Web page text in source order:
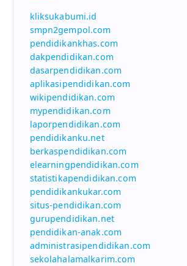
kliksukabumi.id
smpn2gempol.com
pendidikankhas.com
dakpendidikan.com
dasarpendidikan.com
aplikasipendidikan.com
wikipendidikan.com
mypendidikan.com
laporpendidikan.com
pendidikanku.net
berkaspendidikan.com
elearningpendidikan.com
statistikapendidikan.com
pendidikankukar.com
situs-pendidikan.com
gurupendidikan.net
pendidikan-anak.com
administrasipendidikan.com
sekolahalamalkarim.com